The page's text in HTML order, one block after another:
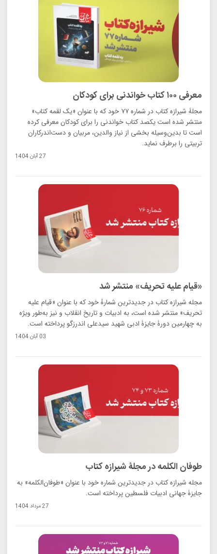
معرفی ۱۰۰ کتاب خواندنی برای کودکان
مجلۀ شیرازه کتاب در شماره ۷۷ خود که با عنوان «یک لقمه کتاب»
منتشر شده است یکصد کتاب خواندنی را برای کودکان معرفی کرده
است تا بدین‌وسیله بخشی از نیاز والدین، مربیان و دست‌اندرکاران
تربیتی را برطرف نماید.
27 آبان 1404
«قیام علیه تحریف» منتشر شد
مجله شیرازه کتاب در جدیدترین شمارهٔ خود که با عنوان «قیام علیه
تحریف» منتشر شده است، به ادبیات و تاریخ انقلاب و نیز به‌طور ویژه
به چهارمین دورۀ جایزۀ ادبی شهید سیدعلی اندرزگو پرداخته است.
03 آبان 1404
طوفان الکلمه در مجلۀ شیرازه کتاب
مجله شیرازه کتاب در جدیدترین شماره خود با عنوان «طوفان‌الکلمه» به
جایزۀ جهانی ادبیات فلسطین پرداخته است.
27 مرداد 1404